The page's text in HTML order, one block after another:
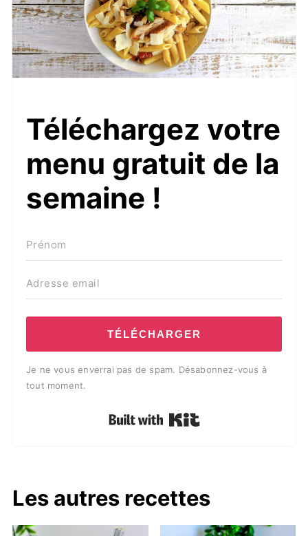
Téléchargez votre
menu gratuit de la
semaine !
TÉLÉCHARGER
Je ne vous enverrai pas de spam. Désabonnez-vous à
tout moment.
Built with Kit
Les autres recettes